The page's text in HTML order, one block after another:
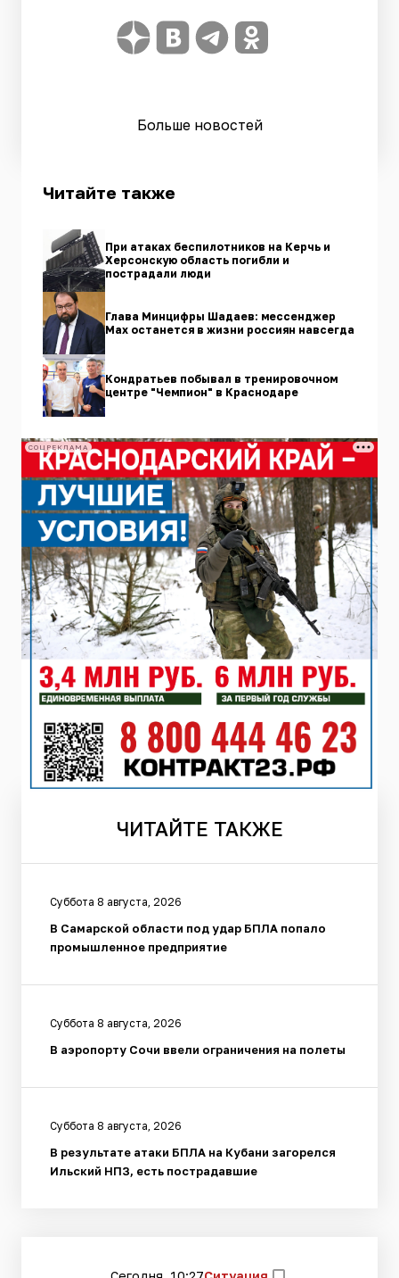
Больше новостей
Читайте также
При атаках беспилотников на Керчь и
Херсонскую область погибли и
пострадали люди
Глава Минцифры Шадаев: мессенджер
Max останется в жизни россиян навсегда
Кондратьев побывал в тренировочном
центре "Чемпион" в Краснодаре
СОЦРЕКЛАМА
ЧИТАЙТЕ ТАКЖЕ
Суббота 8 августа, 2026
В Самарской области под удар БПЛА попало
промышленное предприятие
Суббота 8 августа, 2026
В аэропорту Сочи ввели ограничения на полеты
Суббота 8 августа, 2026
В результате атаки БПЛА на Кубани загорелся
Ильский НПЗ, есть пострадавшие